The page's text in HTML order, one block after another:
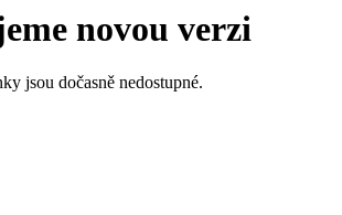
novou verzi
jsou dočasně nedostupné.